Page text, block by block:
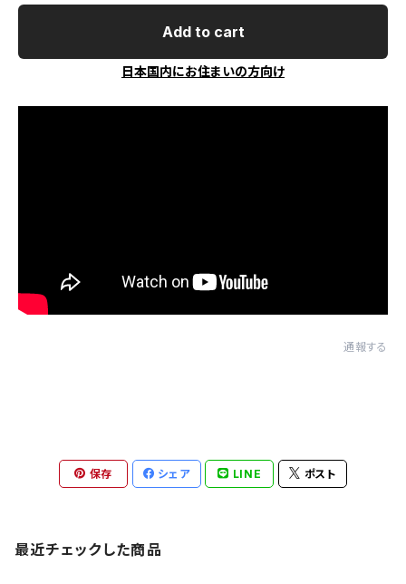
Add to cart
日本国内にお住まいの方向け
通報する
保存 シェア LINE ポスト
最近チェックした商品